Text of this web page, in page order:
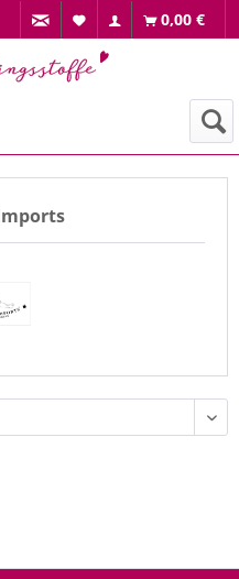
0,00 €